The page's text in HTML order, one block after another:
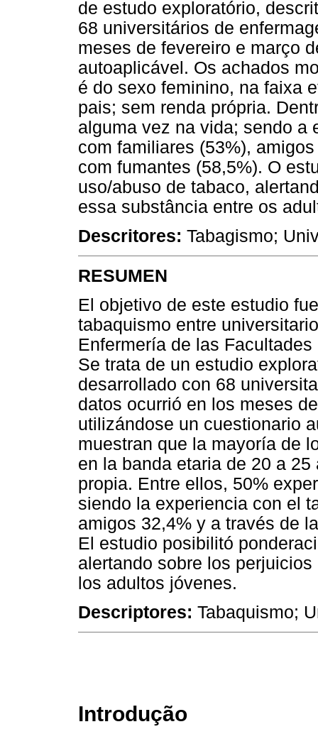
de estudo exploratório,
68 universitários de
meses de fevereiro e março
autoaplicável. Os achados
é do sexo feminino, na faixa
pais; sem renda própria.
alguma vez na vida; sendo a
com familiares (53%),
com fumantes (58,5%). O
uso/abuso de tabaco,
essa substância entre os
Descritores: Tabagismo;
RESUMEN
El objetivo de este estudio
tabaquismo entre
Enfermería de las
Se trata de un estudio
desarrollado con 68
datos ocurrió en los meses
utilizándose un cuestionario
muestran que la mayoría de
en la banda etaria de 20 a
propia. Entre ellos, 50%
siendo la experiencia con el
amigos 32,4% y a través de
El estudio posibilitó
alertando sobre los
los adultos jóvenes.
Descriptores: Tabaquismo;
Introdução